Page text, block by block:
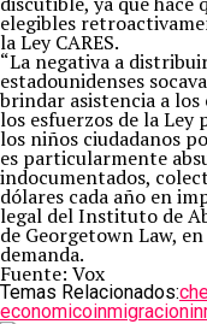
elegibles
la Ley CARES.
“La negativa a
estadounidenses
brindar asistencia a
los esfuerzos de la Ley
los niños ciudadanos
es particularmente
indocumentados,
dólares cada año en
legal del Instituto de
de Georgetown Law,
demanda.
Fuente: Vox
Temas Relacionados:
economicoinmigracion